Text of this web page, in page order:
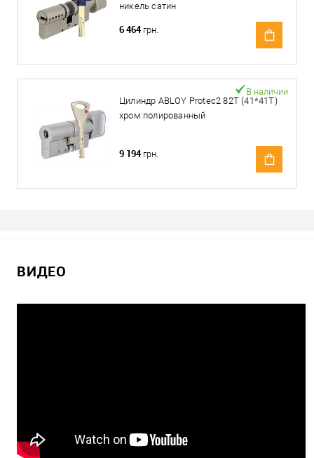
никель сатин
6 464 грн.
Цилиндр ABLOY Protec2 82T (41*41T)
хром полированный
В наличии
9 194 грн.
ВИДЕО